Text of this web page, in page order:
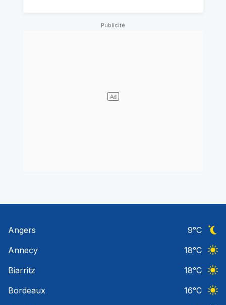
Angers 9°C
Annecy
18°C
Biarritz
18°C
Bordeaux
16°C